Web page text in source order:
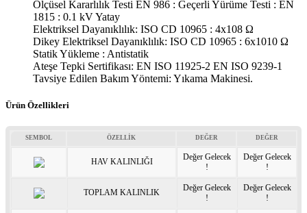
Ölçüsel Kararlılık Testi EN 986 : Geçerli Yürüme Testi : EN
1815 : 0.1 kV Yatay
Elektriksel Dayanıklılık: ISO CD 10965 : 4x108 Ω
Dikey Elektriksel Dayanıklılık: ISO CD 10965 : 6x1010 Ω
Statik Yükleme : Antistatik
Ateşe Tepki Sertifikası: EN ISO 11925-2 EN ISO 9239-1
Tavsiye Edilen Bakım Yöntemi: Yıkama Makinesi.
Ürün Özellikleri
SEMBOL ÖZELLİK DEĞER DEĞER
HAV KALINLIĞI
Değer Gelecek
!
Değer Gelecek
!
TOPLAM KALINLIK
Değer Gelecek
!
Değer Gelecek
!